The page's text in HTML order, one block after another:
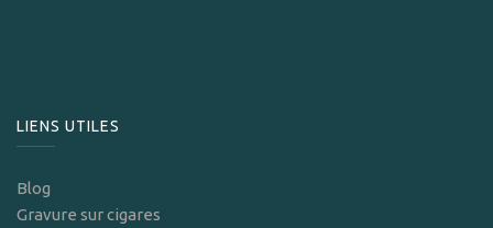
LIENS UTILES
Blog
Gravure sur cigares